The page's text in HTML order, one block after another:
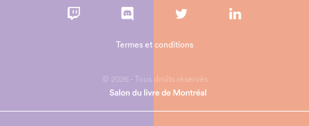
© 2026 - Tous droits réservés
Termes et conditions